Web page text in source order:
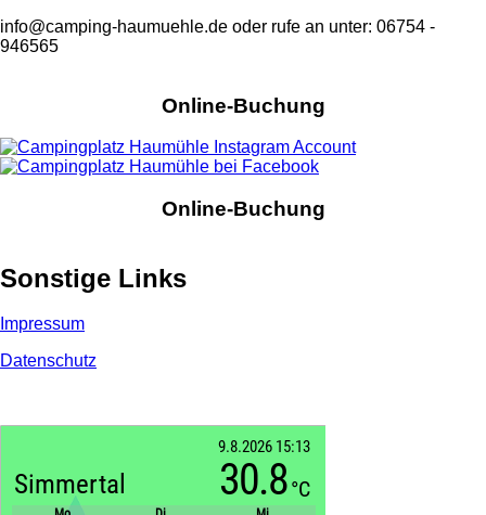
info@camping-haumuehle.de oder rufe an unter: 06754 -
946565
Online-Buchung
Online-Buchung
Sonstige Links
Impressum
Datenschutz